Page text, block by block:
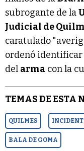
subrogante de la
Judicial de
caratulado
ordenó identificar
del arma con la
TEMAS DE ESTA
QUILMES
BALA DE GOMA